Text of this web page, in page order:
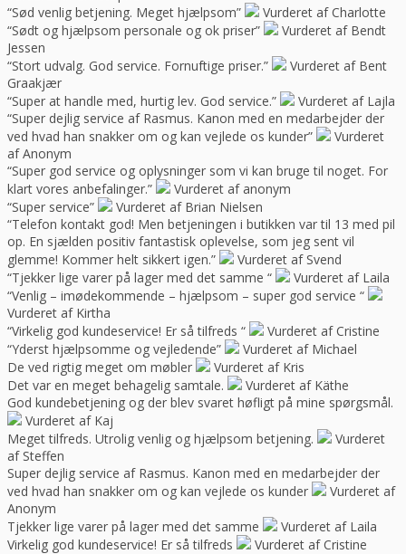
“Sød venlig betjening. Meget hjælpsom”
Vurderet af Charlotte
“Sødt og hjælpsom personale og ok priser”
Vurderet af Bendt
Jessen
“Stort udvalg. God service. Fornuftige priser.”
Vurderet af Bent
Graakjær
“Super at handle med, hurtig lev. God service.”
Vurderet af Lajla
“Super dejlig service af Rasmus. Kanon med en medarbejder der
ved hvad han snakker om og kan vejlede os kunder”
Vurderet
af Anonym
“Super god service og oplysninger som vi kan bruge til noget. For
klart vores anbefalinger.”
Vurderet af anonym
“Super service”
Vurderet af Brian Nielsen
“Telefon kontakt god! Men betjeningen i butikken var til 13 med pil
op. En sjælden positiv fantastisk oplevelse, som jeg sent vil
glemme! Kommer helt sikkert igen.”
Vurderet af Svend
“Tjekker lige varer på lager med det samme “
Vurderet af Laila
“Venlig – imødekommende – hjælpsom – super god service “
Vurderet af Kirtha
“Virkelig god kundeservice! Er så tilfreds “
Vurderet af Cristine
“Yderst hjælpsomme og vejledende”
Vurderet af Michael
De ved rigtig meget om møbler
Vurderet af Kris
Det var en meget behagelig samtale.
Vurderet af Käthe
God kundebetjening og der blev svaret høfligt på mine spørgsmål.
Vurderet af Kaj
Meget tilfreds. Utrolig venlig og hjælpsom betjening.
Vurderet
af Steffen
Super dejlig service af Rasmus. Kanon med en medarbejder der
ved hvad han snakker om og kan vejlede os kunder
Vurderet af
Anonym
Tjekker lige varer på lager med det samme
Vurderet af Laila
Virkelig god kundeservice! Er så tilfreds
Vurderet af Cristine